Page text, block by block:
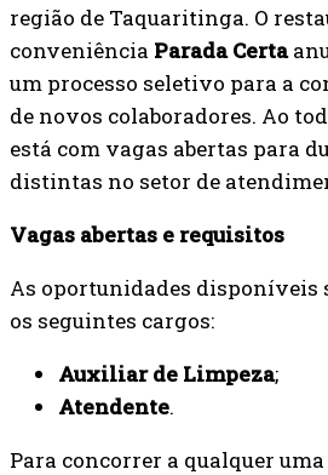
região de Taquaritinga. O
conveniência Parada Certa
um processo seletivo para a
de novos colaboradores. Ao
está com vagas abertas para
distintas no setor de
Vagas abertas e requisitos
As oportunidades disponíveis
os seguintes cargos:
Auxiliar de Limpeza;
Atendente.
Para concorrer a qualquer uma